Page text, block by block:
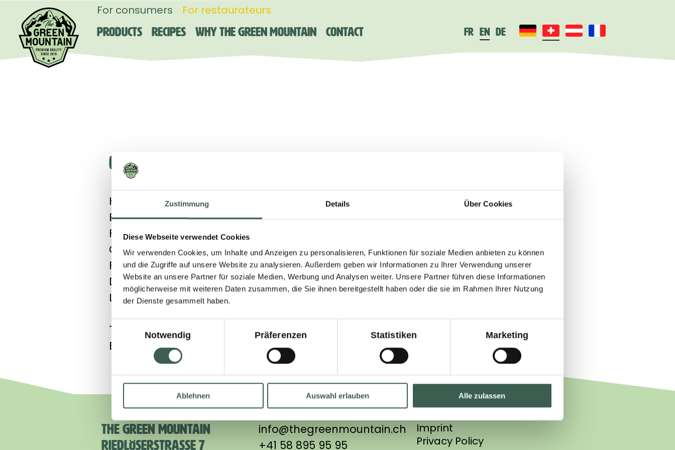
Zustimmung Details Über Cookies
Diese Webseite verwendet Cookies
Wir verwenden Cookies, um Inhalte und Anzeigen zu personalisieren, Funktionen für soziale Medien anbieten zu können
und die Zugriffe auf unsere Website zu analysieren. Außerdem geben wir Informationen zu Ihrer Verwendung unserer
Website an unsere Partner für soziale Medien, Werbung und Analysen weiter. Unsere Partner führen diese Informationen
möglicherweise mit weiteren Daten zusammen, die Sie ihnen bereitgestellt haben oder die sie im Rahmen Ihrer Nutzung
der Dienste gesammelt haben.
Einwilligungsauswahl
Notwendig Präferenzen Statistiken Marketing
Ablehnen Auswahl erlauben Alle zulassen
For consumers For restaurateurs
Products Recipes Why The Green Mountain Contact fr en de
OPERATOR
Hilcona AG
Bendererstrasse 21
FL-9494 Schaan
Commercial register no.:
FL -0002.555.663-7
Dr. Martin Henck CEO
Lorenz Wyss VRP
Tel. 058 895 95 95
E-Mail: hilcona@hilcona.com
CMF Advertising GmbH
Kurhessenstraße 13
Tel. +49 (0) 61 05-93 30 0
E-Mail: cmf@cmf.com
THE GREEN MOUNTAIN
RIEDLÖSERSTRASSE 7
info@thegreenmountain.ch
+41 58 895 95 95
Imprint
Privacy Policy